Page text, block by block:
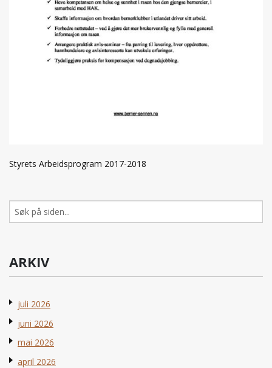
Styrets Arbeidsprogram 2017-2018
Søk
etter:
ARKIV
juli 2026
juni 2026
mai 2026
april 2026